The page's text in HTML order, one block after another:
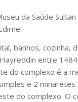
da Saúde
banhos, cozinha,
entre
do complexo é a
e 2
do complexo. O